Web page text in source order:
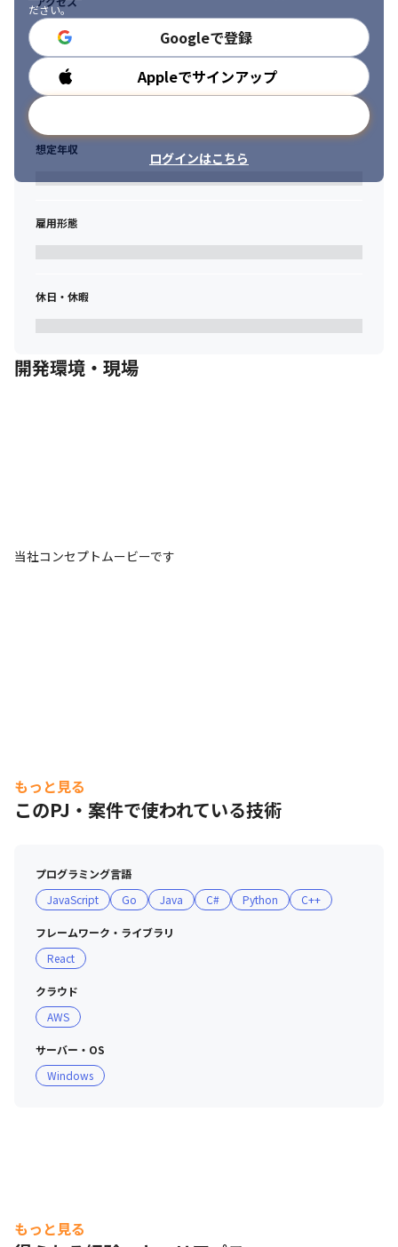
ださい。
Googleで登録
Appleでサインアップ
ログインはこちら
勤務時間
想定年収
雇用形態
休日・休暇
開発環境・現場
当社コンセプトムービーです
もっと見る
このPJ・案件で使われている技術
プログラミング言語
JavaScript
Go Java C# Python C++
フレームワーク・ライブラリ
React
クラウド
AWS
サーバー・OS
Windows
もっと見る